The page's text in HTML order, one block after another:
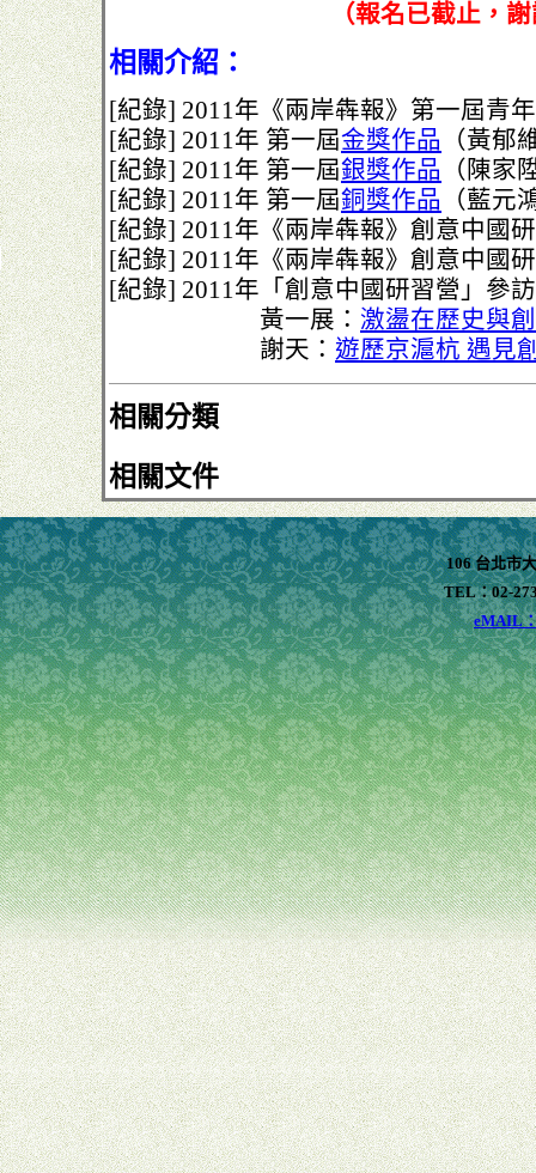
（報名已截止，
相關介紹：
[紀錄] 2011年《兩岸犇報》第一屆青
[紀錄] 2011年 第一屆金獎作品 （黃郁
[紀錄] 2011年 第一屆銀獎作品 （陳家
[紀錄] 2011年 第一屆銅獎作品 （藍元
[紀錄] 2011年《兩岸犇報》創意中國
[紀錄] 2011年《兩岸犇報》創意中國
[紀錄] 2011年「創意中國研習營」參
黃一展： 激盪在歷史與
謝天： 遊歷京滬杭 遇見
相關分類
相關文件
106 台北市
TEL：02-
eMAIL